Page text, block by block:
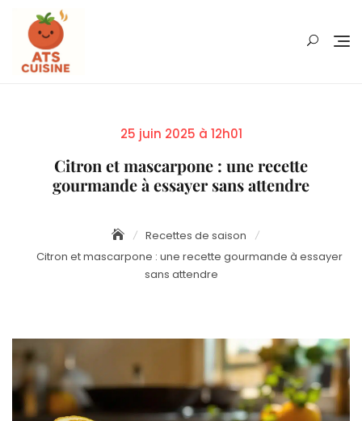
content
Posted
25 juin 2025 à 12h01
Citron et mascarpone : une recette
gourmande à essayer sans attendre
Recettes de saison
Citron et mascarpone : une recette gourmande à essayer
sans attendre